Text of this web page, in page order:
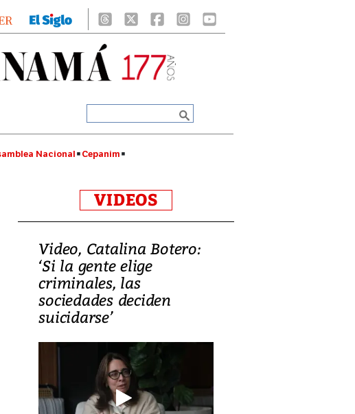
Nacional Cepanim
VIDEOS
Video, Catalina Botero:
‘Si la gente elige
criminales, las
sociedades deciden
suicidarse’